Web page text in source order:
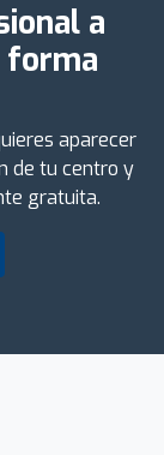
a
forma
aparecer
de tu centro y
gratuita.